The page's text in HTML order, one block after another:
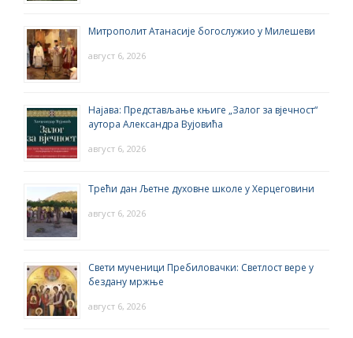
Митрополит Атанасије богослужио у Милешеви
август 6, 2026
Најава: Представљање књиге „Залог за вјечност“
аутора Александра Вујовића
август 6, 2026
Трећи дан Љетне духовне школе у Херцеговини
август 6, 2026
Свети мученици Пребиловачки: Светлост вере у
бездану мржње
август 6, 2026